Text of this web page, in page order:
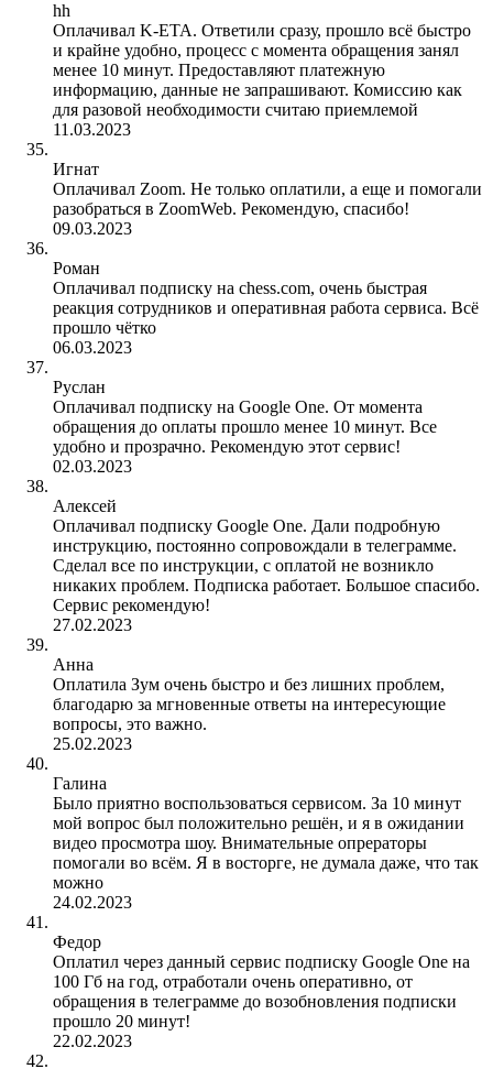
hh
Оплачивал K-ETA. Ответили сразу, прошло всё быстро
и крайне удобно, процесс с момента обращения занял
менее 10 минут. Предоставляют платежную
информацию, данные не запрашивают. Комиссию как
для разовой необходимости считаю приемлемой
11.03.2023
Игнат
Оплачивал Zoom. Не только оплатили, а еще и помогали
разобраться в ZoomWeb. Рекомендую, спасибо!
09.03.2023
Роман
Оплачивал подписку на chess.com, очень быстрая
реакция сотрудников и оперативная работа сервиса. Всё
прошло чётко
06.03.2023
Руслан
Оплачивал подписку на Google One. От момента
обращения до оплаты прошло менее 10 минут. Все
удобно и прозрачно. Рекомендую этот сервис!
02.03.2023
Алексей
Оплачивал подписку Google One. Дали подробную
инструкцию, постоянно сопровождали в телеграмме.
Сделал все по инструкции, с оплатой не возникло
никаких проблем. Подписка работает. Большое спасибо.
Сервис рекомендую!
27.02.2023
Анна
Оплатила Зум очень быстро и без лишних проблем,
благодарю за мгновенные ответы на интересующие
вопросы, это важно.
25.02.2023
Галина
Было приятно воспользоваться сервисом. За 10 минут
мой вопрос был положительно решён, и я в ожидании
видео просмотра шоу. Внимательные опрераторы
помогали во всём. Я в восторге, не думала даже, что так
можно
24.02.2023
Федор
Оплатил через данный сервис подписку Google One на
100 Гб на год, отработали очень оперативно, от
обращения в телеграмме до возобновления подписки
прошло 20 минут!
22.02.2023